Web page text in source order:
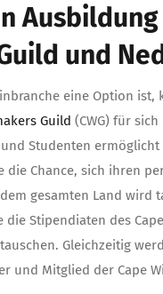
und
eine Option
Guild (CWG) für
Studenten
die Chance, sich ihren
gesamten Land wird
Stipendiaten des
Gleichzeitig
und Mitglied der Cape